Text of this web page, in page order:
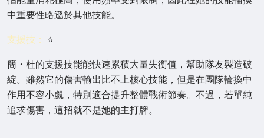
中重要性略遜於其他技能。
支援技： ⭐
簡・杜的支援技能能快速累積大量失衡值，幫助隊友製造破
綻。雖然它的傷害輸出比不上核心技能，但是在團隊輪換中
作用不容小覷，特別適合提升整體戰術節奏。不過，若單純
追求傷害，這招就不是她的主打牌。